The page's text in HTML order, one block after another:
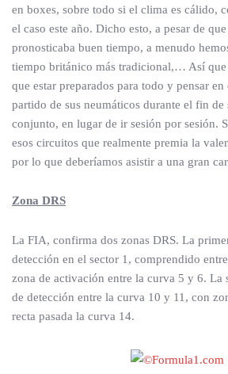
en boxes, sobre todo si el clima es cálido,
el caso este año. Dicho esto, a pesar de
pronosticaba buen tiempo, a menudo
tiempo británico más tradicional,… Así que
que estar preparados para todo y pensar
partido de sus neumáticos durante el fin de
conjunto, en lugar de ir sesión por sesión.
esos circuitos que realmente premia la
por lo que deberíamos asistir a una gran
Zona DRS
La FIA, confirma dos zonas DRS. La
detección en el sector 1, comprendido
zona de activación entre la curva 5 y 6. La
de detección entre la curva 10 y 11, con
recta pasada la curva 14.